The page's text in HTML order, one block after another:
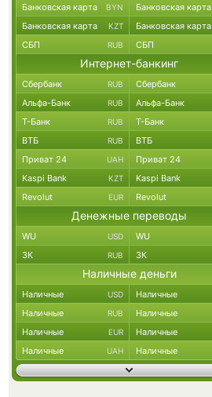
Банковская карта BYN Банковская карта
Банковская карта KZT Банковская карта
СБП RUB СБП
Интернет-банкинг
Сбербанк RUB Сбербанк
Альфа-Банк RUB Альфа-Банк
Т-Банк RUB Т-Банк
ВТБ RUB ВТБ
Приват 24 UAH Приват 24
Kaspi Bank KZT Kaspi Bank
Revolut EUR Revolut
Денежные переводы
WU USD WU
ЗК RUB ЗК
Наличные деньги
Наличные USD Наличные
Наличные RUB Наличные
Наличные EUR Наличные
Наличные UAH Наличные